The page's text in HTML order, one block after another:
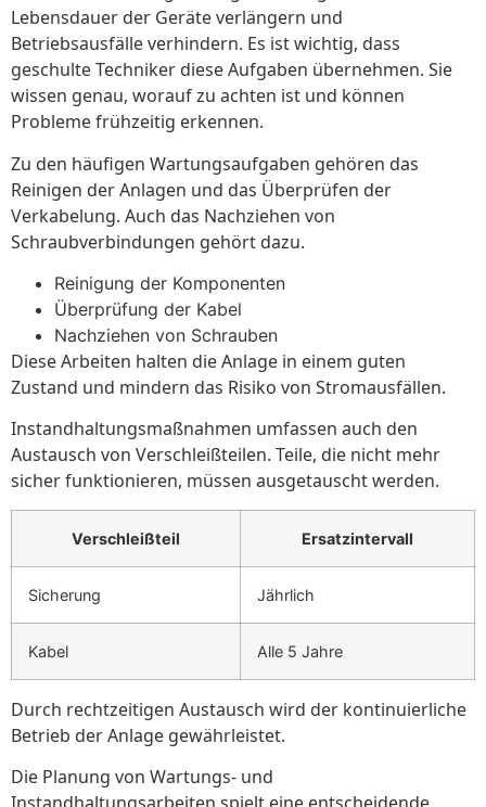
Lebensdauer der Geräte verlängern und
Betriebsausfälle verhindern. Es ist wichtig, dass
geschulte Techniker diese Aufgaben übernehmen. Sie
wissen genau, worauf zu achten ist und können
Probleme frühzeitig erkennen.
Zu den häufigen Wartungsaufgaben gehören das
Reinigen der Anlagen und das Überprüfen der
Verkabelung. Auch das Nachziehen von
Schraubverbindungen gehört dazu.
Reinigung der Komponenten
Überprüfung der Kabel
Nachziehen von Schrauben
Diese Arbeiten halten die Anlage in einem guten
Zustand und mindern das Risiko von Stromausfällen.
Instandhaltungsmaßnahmen umfassen auch den
Austausch von Verschleißteilen. Teile, die nicht mehr
sicher funktionieren, müssen ausgetauscht werden.
Verschleißteil Ersatzintervall
Sicherung Jährlich
Kabel Alle 5 Jahre
Durch rechtzeitigen Austausch wird der kontinuierliche
Betrieb der Anlage gewährleistet.
Die Planung von Wartungs- und